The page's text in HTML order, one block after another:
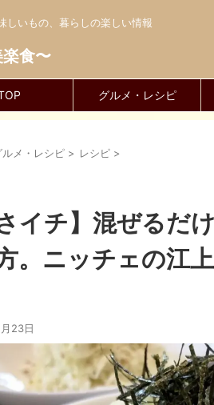
しいもの、暮らしの楽しい情報
食〜
グルメ・レシピ
ルメ・レシピ > レシピ >
さイチ】混ぜるだ
。ニッチェの江
23日